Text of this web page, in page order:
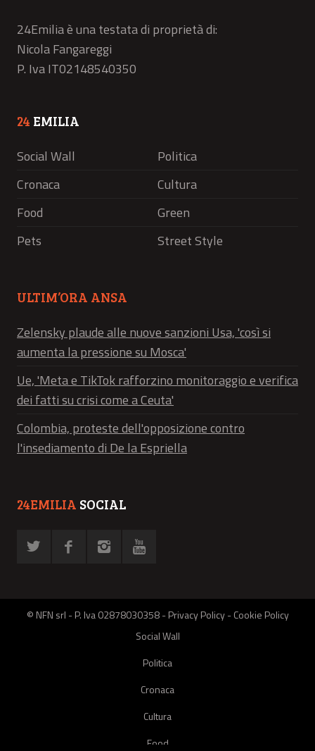
24Emilia è una testata di proprietà di:
Nicola Fangareggi
P. Iva IT02148540350
24 EMILIA
Social Wall
Politica
Cronaca
Cultura
Food
Green
Pets
Street Style
ULTIM’ORA ANSA
Zelensky plaude alle nuove sanzioni Usa, 'così si
aumenta la pressione su Mosca'
Ue, 'Meta e TikTok rafforzino monitoraggio e verifica
dei fatti su crisi come a Ceuta'
Colombia, proteste dell'opposizione contro
l'insediamento di De la Espriella
24EMILIA SOCIAL
© NFN srl - P. Iva 02878030358 -Privacy Policy-Cookie Policy
Social Wall
Politica
Cronaca
Cultura
Food